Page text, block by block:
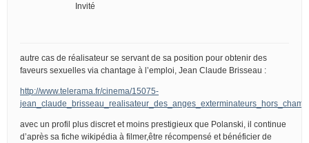
Invité
autre cas de réalisateur se servant de sa position pour obtenir des
faveurs sexuelles via chantage à l’emploi, Jean Claude Brisseau :
http://www.telerama.fr/cinema/15075-
avec un profil plus discret et moins prestigieux que Polanski, il continue
d’après sa fiche wikipédia à filmer,être récompensé et bénéficier de